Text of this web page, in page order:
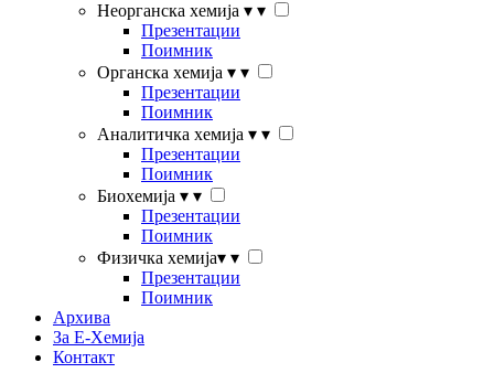
Неорганска хемија ▾ ▾
Презентации
Поимник
Органска хемија ▾ ▾
Презентации
Поимник
Аналитичка хемија ▾ ▾
Презентации
Поимник
Биохемија ▾ ▾
Презентации
Поимник
Физичка хемија▾ ▾
Презентации
Поимник
Архива
За Е-Хемија
Контакт